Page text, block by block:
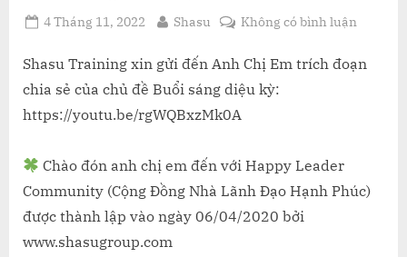
Posted
4 Tháng 11, 2022 By
Shasu Không có bình luậnở
sáng
Shasu Training xin gửi đến Anh Chị Em trích đoạn
chia sẻ của chủ đề Buổi sáng diệu kỳ:
https://youtu.be/rgWQBxzMk0A
Chào đón anh chị em đến với Happy Leader
Community (Cộng Đồng Nhà Lãnh Đạo Hạnh Phúc)
được thành lập vào ngày 06/04/2020 bởi
www.shasugroup.com